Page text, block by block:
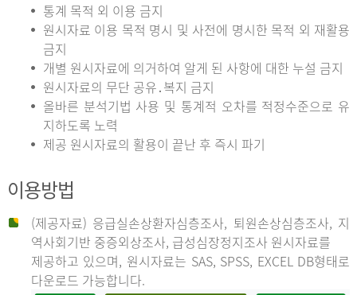
통계 목적 외 이용 금지
원시자료 이용 목적 명시 및 사전에 명시한 목적 외 재활용
금지
개별 원시자료에 의거하여 알게 된 사항에 대한 누설 금지
원시자료의 무단 공유․복지 금지
올바른 분석기법 사용 및 통계적 오차를 적정수준으로 유
지하도록 노력
제공 원시자료의 활용이 끝난 후 즉시 파기
이용방법
(제공자료) 응급실손상환자심층조사, 퇴원손상심층조사, 지
역사회기반 중증외상조사, 급성심장정지조사 원시자료를
제공하고 있으며, 원시자료는 SAS, SPSS, EXCEL DB형태로
다운로드 가능합니다.